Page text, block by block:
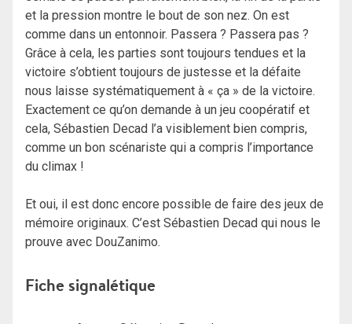
et la pression montre le bout de son nez. On est
comme dans un entonnoir. Passera ? Passera pas ?
Grâce à cela, les parties sont toujours tendues et la
victoire s’obtient toujours de justesse et la défaite
nous laisse systématiquement à « ça » de la victoire.
Exactement ce qu’on demande à un jeu coopératif et
cela, Sébastien Decad l’a visiblement bien compris,
comme un bon scénariste qui a compris l’importance
du climax !
Et oui, il est donc encore possible de faire des jeux de
mémoire originaux. C’est Sébastien Decad qui nous le
prouve avec DouZanimo.
Fiche signalétique